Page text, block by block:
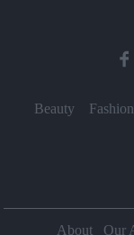
Beauty Fashion
About Our